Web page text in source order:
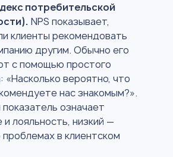
потребительской
NPS показывает,
клиенты рекомендовать
другим. Обычно его
с помощью простого
«Насколько вероятно, что
нас знакомым?».
означает
лояльность, низкий —
проблемах в клиентском